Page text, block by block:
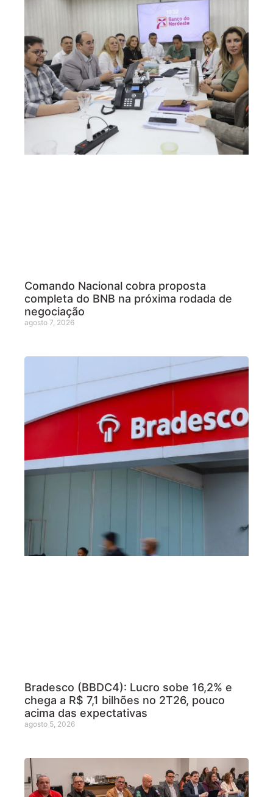
Comando Nacional cobra proposta
completa do BNB na próxima rodada de
negociação
agosto 7, 2026
Bradesco (BBDC4): Lucro sobe 16,2% e
chega a R$ 7,1 bilhões no 2T26, pouco
acima das expectativas
agosto 5, 2026